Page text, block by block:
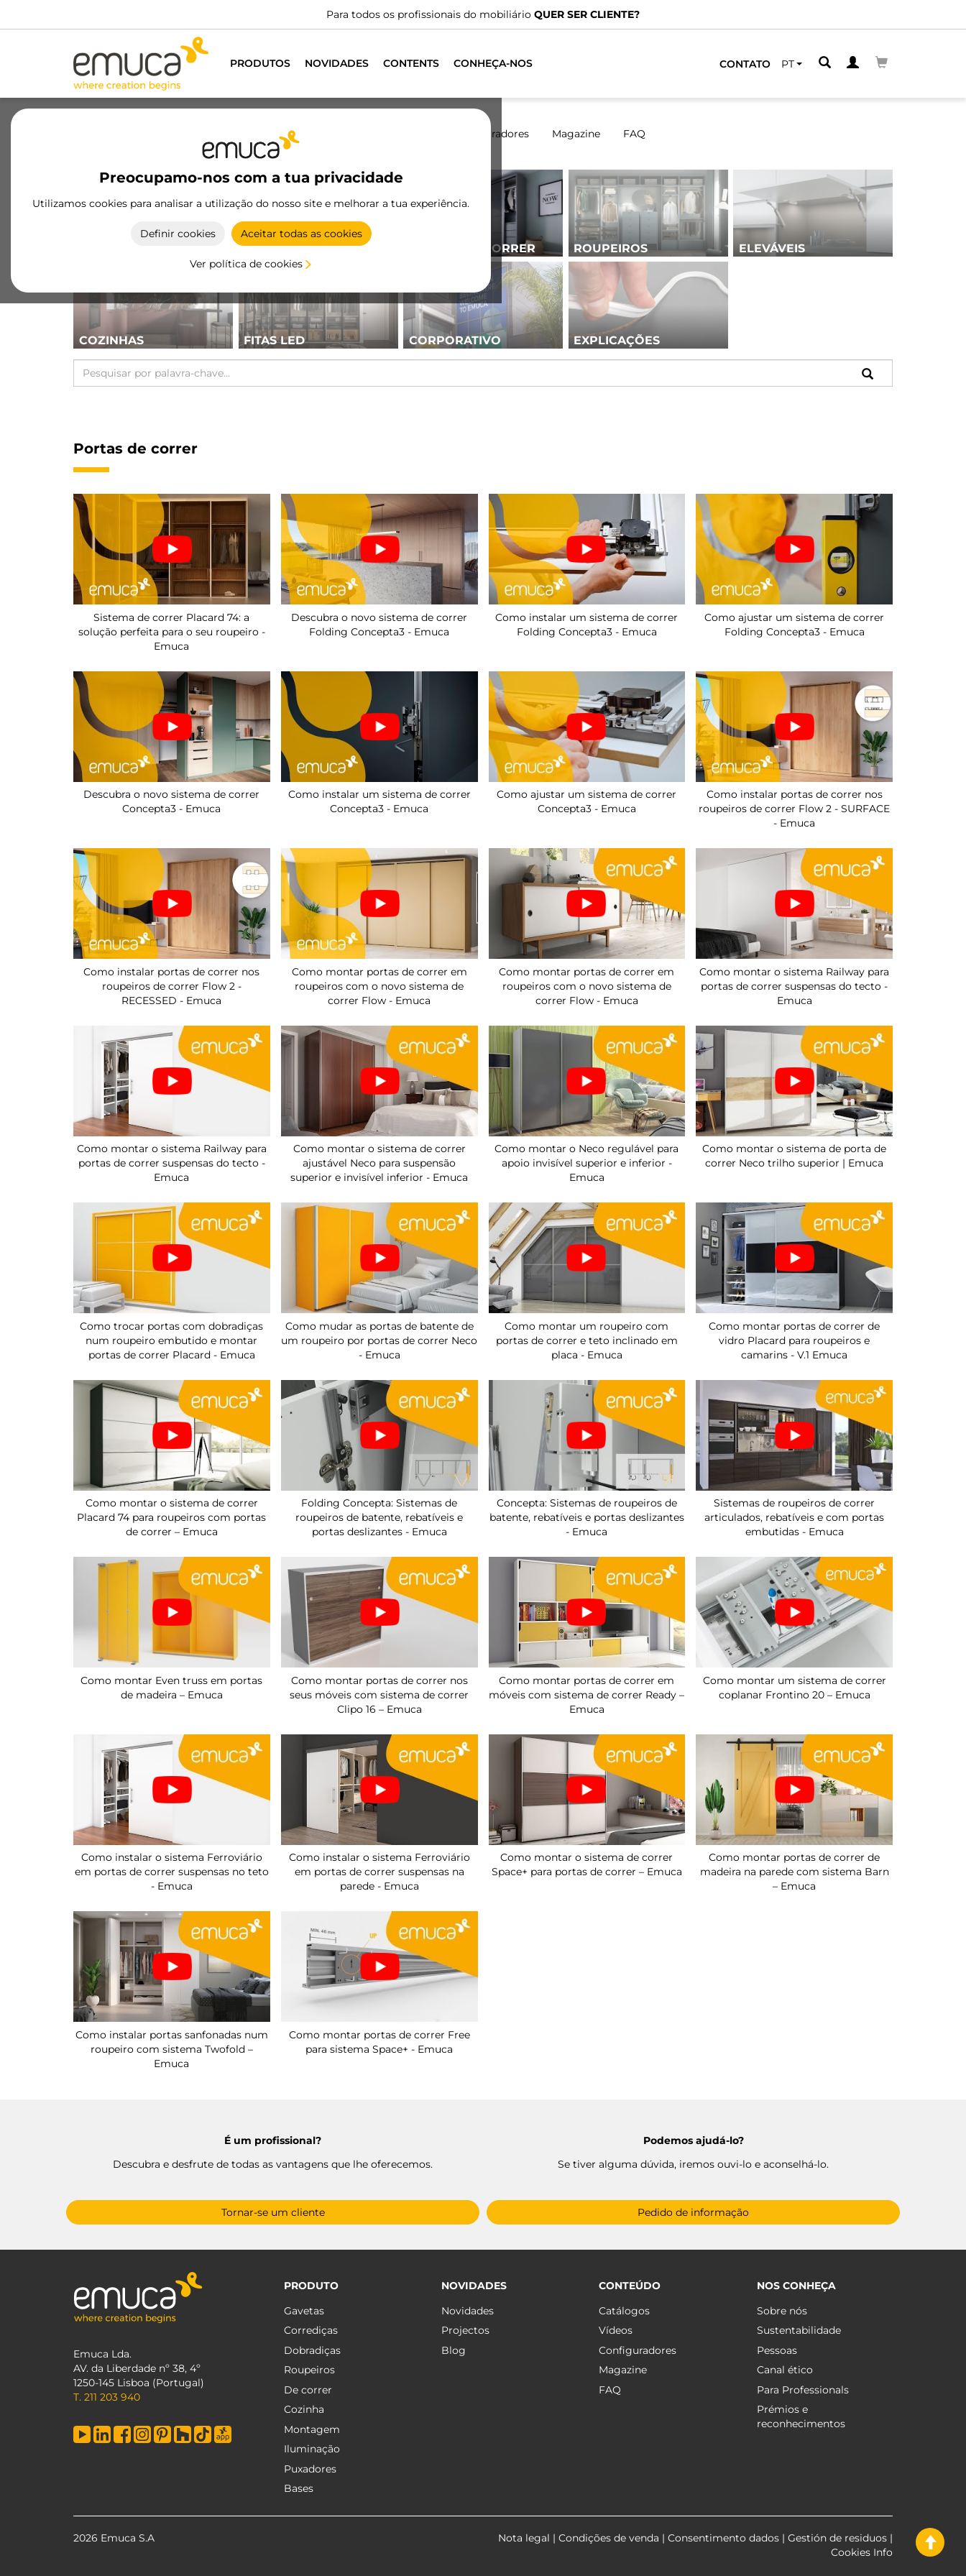
Para todos os profissionais do mobiliário QUER SER CLIENTE?
PRODUTOS NOVIDADES CONTENTS CONHEÇA-NOS CONTATO PT
Preocupamo-nos com a tua privacidade
Utilizamos cookies para analisar a utilização do nosso site e melhorar a tua experiência.
Definir cookies Aceitar todas as cookies
Ver política de cookies
Configuradores Magazine FAQ
GAVETAS PORTAS DE CORRER ROUPEIROS ELEVÁVEIS
COZINHAS FITAS LED CORPORATIVO EXPLICAÇÕES
Portas de correr
Sistema de correr Placard 74: a
solução perfeita para o seu roupeiro -
Emuca
Descubra o novo sistema de correr
Folding Concepta3 - Emuca
Como instalar um sistema de correr
Folding Concepta3 - Emuca
Como ajustar um sistema de correr
Folding Concepta3 - Emuca
Descubra o novo sistema de correr
Concepta3 - Emuca
Como instalar um sistema de correr
Concepta3 - Emuca
Como ajustar um sistema de correr
Concepta3 - Emuca
Como instalar portas de correr nos
roupeiros de correr Flow 2 - SURFACE
- Emuca
Como instalar portas de correr nos
roupeiros de correr Flow 2 -
RECESSED - Emuca
Como montar portas de correr em
roupeiros com o novo sistema de
correr Flow - Emuca
Como montar portas de correr em
roupeiros com o novo sistema de
correr Flow - Emuca
Como montar o sistema Railway para
portas de correr suspensas do tecto -
Emuca
Como montar o sistema Railway para
portas de correr suspensas do tecto -
Emuca
Como montar o sistema de correr
ajustável Neco para suspensão
superior e invisível inferior - Emuca
Como montar o Neco regulável para
apoio invisível superior e inferior -
Emuca
Como montar o sistema de porta de
correr Neco trilho superior | Emuca
Como trocar portas com dobradiças
num roupeiro embutido e montar
portas de correr Placard - Emuca
Como mudar as portas de batente de
um roupeiro por portas de correr Neco
- Emuca
Como montar um roupeiro com
portas de correr e teto inclinado em
placa - Emuca
Como montar portas de correr de
vidro Placard para roupeiros e
camarins - V.1 Emuca
Como montar o sistema de correr
Placard 74 para roupeiros com portas
de correr – Emuca
Folding Concepta: Sistemas de
roupeiros de batente, rebatíveis e
portas deslizantes - Emuca
Concepta: Sistemas de roupeiros de
batente, rebatíveis e portas deslizantes
- Emuca
Sistemas de roupeiros de correr
articulados, rebatíveis e com portas
embutidas - Emuca
Como montar Even truss em portas
de madeira – Emuca
Como montar portas de correr nos
seus móveis com sistema de correr
Clipo 16 – Emuca
Como montar portas de correr em
móveis com sistema de correr Ready –
Emuca
Como montar um sistema de correr
coplanar Frontino 20 – Emuca
Como instalar o sistema Ferroviário
em portas de correr suspensas no teto
- Emuca
Como instalar o sistema Ferroviário
em portas de correr suspensas na
parede - Emuca
Como montar o sistema de correr
Space+ para portas de correr – Emuca
Como montar portas de correr de
madeira na parede com sistema Barn
– Emuca
Como instalar portas sanfonadas num
roupeiro com sistema Twofold –
Emuca
Como montar portas de correr Free
para sistema Space+ - Emuca
É um profissional?
Descubra e desfrute de todas as vantagens que lhe oferecemos.
Tornar-se um cliente
Podemos ajudá-lo?
Se tiver alguma dúvida, iremos ouvi-lo e aconselhá-lo.
Pedido de informação
Emuca Lda.
AV. da Liberdade nº 38, 4º
1250-145 Lisboa (Portugal)
T. 211 203 940
PRODUTO
Gavetas
Corrediças
Dobradiças
Roupeiros
De correr
Cozinha
Montagem
Iluminação
Puxadores
Bases
NOVIDADES
Novidades
Projectos
Blog
CONTEÚDO
Catálogos
Vídeos
Configuradores
Magazine
FAQ
NOS CONHEÇA
Sobre nós
Sustentabilidade
Pessoas
Canal ético
Para Professionals
Prémios e
reconhecimentos
2026 Emuca S.A Nota legal | Condições de venda | Consentimento dados | Gestión de residuos |
Cookies Info